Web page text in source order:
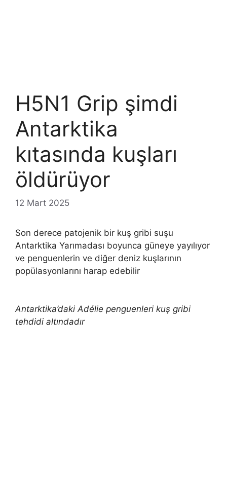
H5N1 Grip şimdi
Antarktika
kıtasında kuşları
öldürüyor
12 Mart 2025
Son derece patojenik bir kuş gribi suşu
Antarktika Yarımadası boyunca güneye yayılıyor
ve penguenlerin ve diğer deniz kuşlarının
popülasyonlarını harap edebilir
Antarktika’daki Adélie penguenleri kuş gribi
tehdidi altındadır